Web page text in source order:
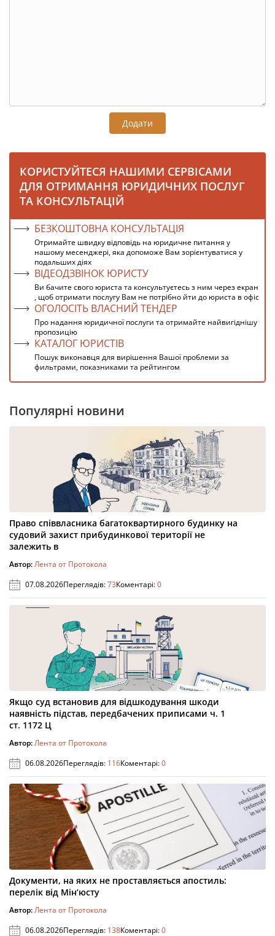
Додати
КОРИСТУЙТЕСЯ НАШИМИ СЕРВІСАМИ
ДЛЯ ОТРИМАННЯ ЮРИДИЧНИХ ПОСЛУГ
ТА КОНСУЛЬТАЦІЙ
БЕЗКОШТОВНА КОНСУЛЬТАЦІЯ
Отримайте швидку відповідь на юридичне питання у
нашому месенджері, яка допоможе Вам зорієнтуватися у
подальших діях
ВІДЕОДЗВІНОК ЮРИСТУ
Ви бачите свого юриста та консультуєтесь з ним через екран
, щоб отримати послугу Вам не потрібно йти до юриста в офіс
ОГОЛОСІТЬ ВЛАСНИЙ ТЕНДЕР
Про надання юридичної послуги та отримайте найвигіднішу
пропозицію
КАТАЛОГ ЮРИСТІВ
Пошук виконавця для вирішення Вашої проблеми за
фильтрами, показниками та рейтингом
Популярні новини
Право співвласника багатоквартирного будинку на
судовий захист прибудинкової території не
залежить в
Автор:Лента от Протокола
07.08.2026Переглядів:73Коментарі:0
Якщо суд встановив для відшкодування шкоди
наявність підстав, передбачених приписами ч. 1
ст. 1172 Ц
Автор:Лента от Протокола
06.08.2026Переглядів: 116Коментарі:0
Документи, на яких не проставляється апостиль:
перелік від Мін’юсту
Автор:Лента от Протокола
06.08.2026Переглядів: 138Коментарі:0